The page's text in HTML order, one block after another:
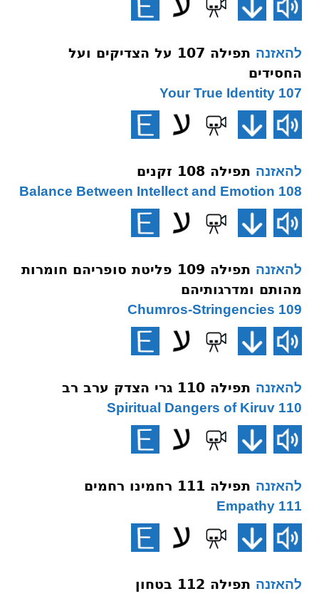
להאזנה
תפילה 107 על הצדיקים ועל
החסידים
107 Your True Identity
להאזנה תפילה 108 זקנים
108 Balance Between Intellect and Emotion
להאזנה
תפילה 109 פליטת סופריהם חומרות
מהותם ומדרגותיהם
109 Chumros-Stringencies
להאזנה תפילה 110 גרי הצדק ערב רב
110 Spiritual Dangers of Kiruv
להאזנה תפילה 111 רחמינו רחמים
111 Empathy
להאזנה תפילה 112 בטחון